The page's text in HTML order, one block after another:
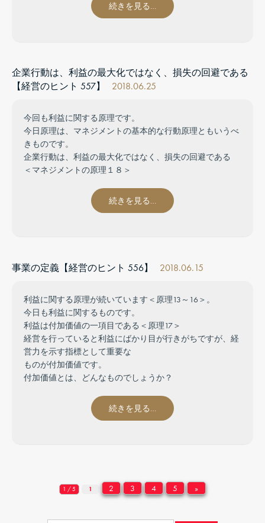
続きを見る…
企業行動は、利益の最大化ではなく、損失の回避である
【経営のヒント 557】
2018.06.25
今回も利益に関する原理です。
今日原理は、マネジメントの基本的な行動原理ともいうべ
きものです。
企業行動は、利益の最大化ではなく、損失の回避である
＜マネジメントの原理１８＞
続きを見る…
事業の定義【経営のヒント 556】 2018.06.15
利益に関する原理が続いています＜原理13～16＞。
今日も利益に関するものです。
利益は付加価値の一項目である＜原理17＞
経営を行っていると利益にばかり目が行きがちですが、経
営力を示す指標として重要な
ものが付加価値です。
付加価値とは、どんなものでしょうか？
続きを見る…
1 / 5 1 2 3 4 5 »